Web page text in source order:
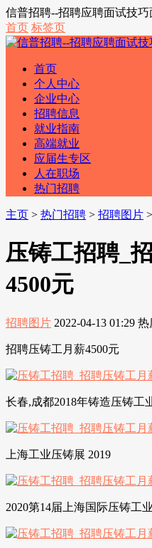
信普招聘--招聘应聘面试技
首页 标签页
首页
个人中心
企业中心
招聘信息
就业指南
高端就业
应届生专区
人在职场
热门招聘
主页 > 热门招聘 > 招聘图片 >
压铸工招聘_
4500元
招聘图片 2022-04-13 01:29 热
招聘压铸工月薪4500元
长春,成都2018年铸造压铸工
上海工业压铸展 2019
2020第14届上海国际压铸工